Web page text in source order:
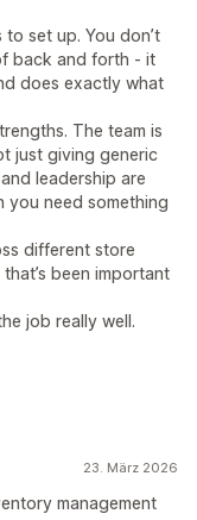
set up. You don’t
back and forth - it
does exactly what
The team is
just giving generic
leadership are
you need something
different store
been important
job really well.
23. März 2026
management